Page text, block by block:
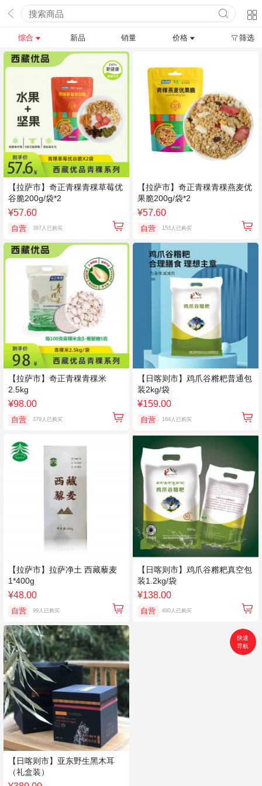
综合 新品 销量 价格 筛选
【拉萨市】奇正青稞青稞草莓优
谷脆200g/袋*2
¥57.60
自营 387人已购买
【拉萨市】奇正青稞青稞燕麦优
果脆200g/袋*2
¥57.60
自营 153人已购买
【拉萨市】奇正青稞青稞米
2.5kg
¥98.00
自营 379人已购买
【日喀则市】鸡爪谷糌粑普通包
装2kg/袋
¥159.00
自营 164人已购买
【拉萨市】拉萨净土 西藏藜麦
1*400g
¥48.00
自营 99人已购买
【日喀则市】鸡爪谷糌粑真空包
装1.2kg/袋
¥138.00
自营 490人已购买
【日喀则市】亚东野生黑木耳
（礼盒装）
首页
快速
导航